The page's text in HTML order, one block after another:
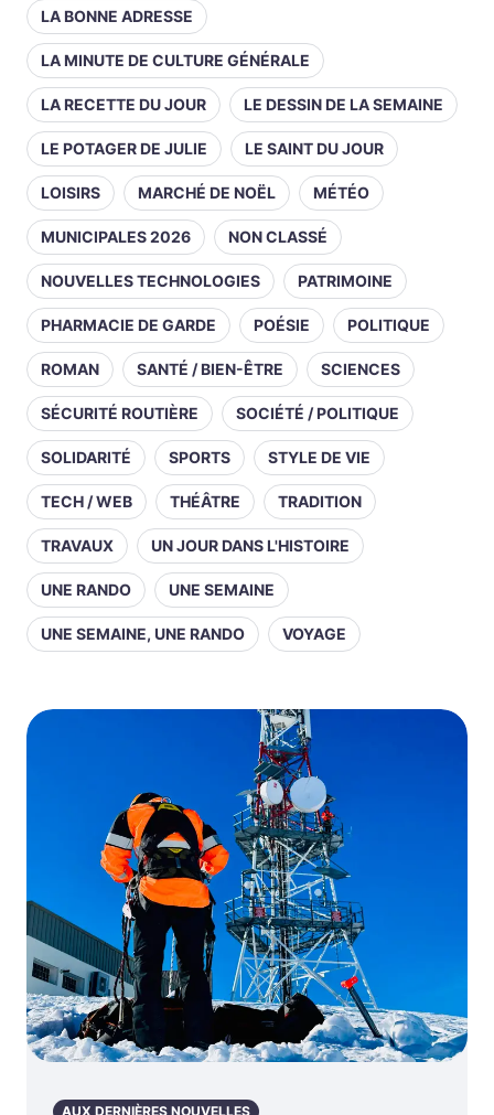
LA BONNE ADRESSE
LA MINUTE DE CULTURE GÉNÉRALE
LA RECETTE DU JOUR LE DESSIN DE LA SEMAINE
LE POTAGER DE JULIE LE SAINT DU JOUR
LOISIRS MARCHÉ DE NOËL MÉTÉO
MUNICIPALES 2026 NON CLASSÉ
NOUVELLES TECHNOLOGIES PATRIMOINE
PHARMACIE DE GARDE POÉSIE POLITIQUE
ROMAN SANTÉ / BIEN-ÊTRE SCIENCES
SÉCURITÉ ROUTIÈRE SOCIÉTÉ / POLITIQUE
SOLIDARITÉ SPORTS STYLE DE VIE
TECH / WEB THÉÂTRE TRADITION
TRAVAUX UN JOUR DANS L'HISTOIRE
UNE RANDO UNE SEMAINE
UNE SEMAINE, UNE RANDO VOYAGE
AUX DERNIÈRES NOUVELLES